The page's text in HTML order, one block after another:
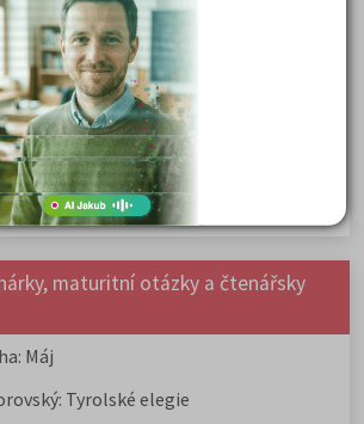
přípravný kurz: Co opravdu funguje u
oborů ve společnosti
VŠ, VOŠ, práce, gap year i další
obory vysokých škol
maturitní otázky a čtenářsky
Máj
Tyrolské elegie